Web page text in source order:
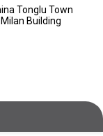
Tonglu Town
Building